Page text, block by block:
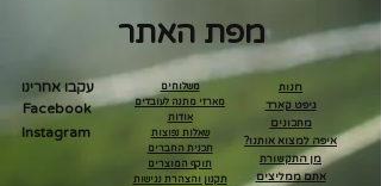
מפת האתר
משלוחים
מארזי מתנה לעובדים
אודות
שאלות נפוצות
תכנית החברים
תוקף המוצרים
תקנון והצהרת נגישות
חנות
גיפט קארד
מתכונים
איפה למצוא אותנו?
מן התקשורת
אתם ממליצים
עקבו אחרינו
Facebook
Instagram